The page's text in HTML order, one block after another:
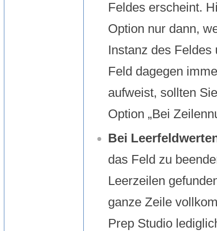
Feldes erscheint.
Option nur dann,
Instanz des
Feld dagegen
aufweist, sollten
Option „Bei
Bei
das Feld zu
Leerzeilen
ganze Zeile
Prep Studio